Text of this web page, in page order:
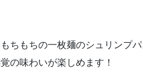
ちもちの一枚麺のシュリンプ
の味わいが楽しめます！